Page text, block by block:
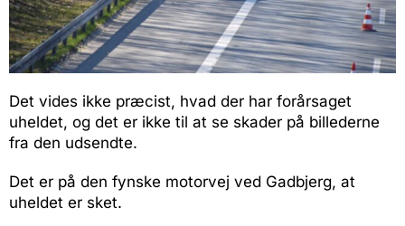
Det vides ikke præcist, hvad der har forårsaget
uheldet, og det er ikke til at se skader på billederne
fra den udsendte.
Det er på den fynske motorvej ved Gadbjerg, at
uheldet er sket.